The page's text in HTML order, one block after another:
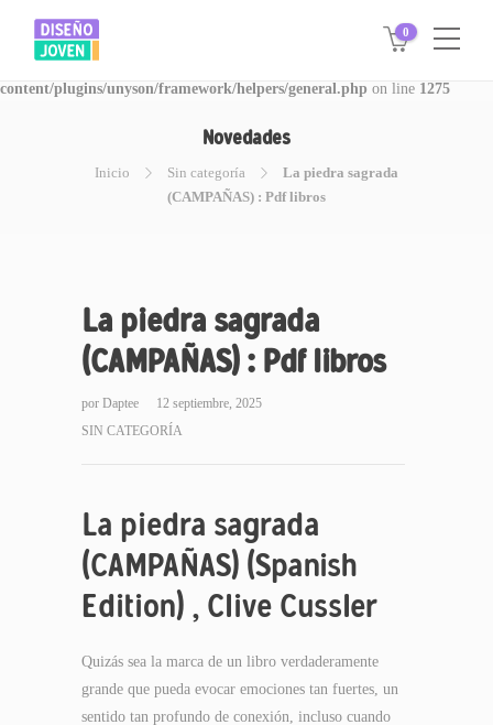
Warning: Invalid argument supplied for foreach() in
/www/disegnojoven.com.ar/htdocs/wp-
content/plugins/unyson/framework/helpers/general.php on line 1275
0
Novedades
Inicio Sin categoría
La piedra sagrada
(CAMPAÑAS) : Pdf libros
La piedra sagrada
(CAMPAÑAS) : Pdf libros
por Daptee
12 septiembre, 2025
SIN CATEGORÍA
La piedra sagrada
(CAMPAÑAS) (Spanish
Edition) , Clive Cussler
Quizás sea la marca de un libro verdaderamente
grande que pueda evocar emociones tan fuertes, un
sentido tan profundo de conexión, incluso cuando